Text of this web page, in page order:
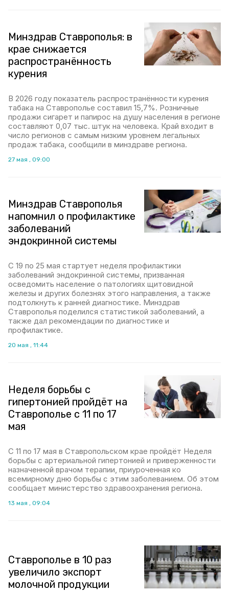
Минздрав Ставрополья: в
крае снижается
распространённость
курения
В 2026 году показатель распространённости курения
табака на Ставрополье составил 15,7%. Розничные
продажи сигарет и папирос на душу населения в регионе
составляют 0,07 тыс. штук на человека. Край входит в
число регионов с самым низким уровнем легальных
продаж табака, сообщили в минздраве региона.
27 мая , 09:00
Минздрав Ставрополья
напомнил о профилактике
заболеваний
эндокринной системы
С 19 по 25 мая стартует неделя профилактики
заболеваний эндокринной системы, призванная
осведомить население о патологиях щитовидной
железы и других болезнях этого направления, а также
подтолкнуть к ранней диагностике. Минздрав
Ставрополья поделился статистикой заболеваний, а
также дал рекомендации по диагностике и
профилактике.
20 мая , 11:44
Неделя борьбы с
гипертонией пройдёт на
Ставрополье с 11 по 17
мая
С 11 по 17 мая в Ставропольском крае пройдёт Неделя
борьбы с артериальной гипертонией и приверженности
назначенной врачом терапии, приуроченная ко
всемирному дню борьбы с этим заболеванием. Об этом
сообщает министерство здравоохранения региона.
13 мая , 09:04
Ставрополье в 10 раз
увеличило экспорт
молочной продукции